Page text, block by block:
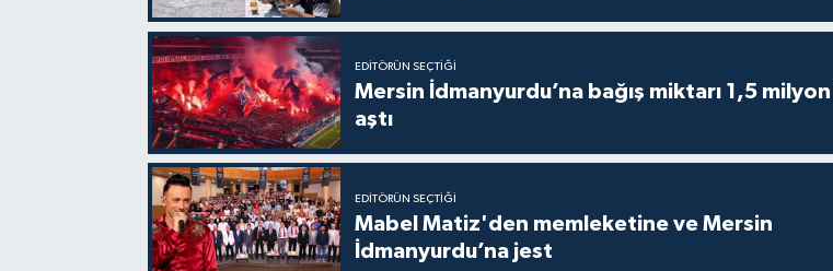
EDITÖRÜN SEÇTIĞI
Mersin İdmanyurdu’na bağış miktarı 1,5
aştı
EDITÖRÜN SEÇTIĞI
Mabel Matiz'den memleketine ve Mersin
İdmanyurdu’na jest